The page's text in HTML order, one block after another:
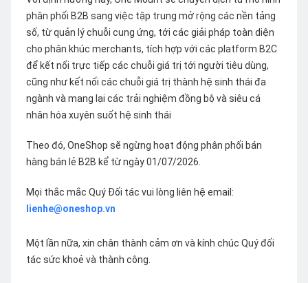
phân phối B2B sang việc tập trung mở rộng các nền tảng
số, từ quản lý chuỗi cung ứng, tới các giải pháp toàn diện
cho phân khúc merchants, tích hợp với các platform B2C
để kết nối trực tiếp các chuỗi giá trị tới người tiêu dùng,
cũng như kết nối các chuỗi giá trị thành hệ sinh thái đa
ngành và mang lại các trải nghiệm đồng bộ và siêu cá
nhân hóa xuyên suốt hệ sinh thái
Theo đó, OneShop sẽ ngừng hoạt động phân phối bán
hàng bán lẻ B2B kể từ ngày 01/07/2026.
Mọi thắc mắc Quý Đối tác vui lòng liên hệ email:
lienhe@oneshop.vn
Một lần nữa, xin chân thành cảm ơn và kính chúc Quý đối
tác sức khoẻ và thành công.